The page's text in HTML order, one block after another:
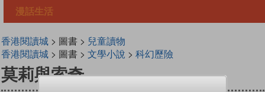
漫話生活
香港閱讀城> 圖書 > 兒童讀物
香港閱讀城> 圖書 > 文學小說 > 科幻歷險
莫莉與索奇